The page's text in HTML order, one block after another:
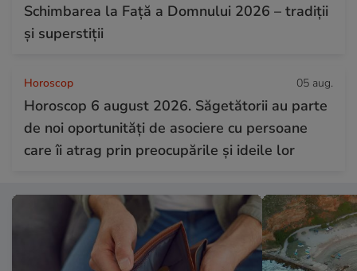
Schimbarea la Față a Domnului 2026 – tradiții
și superstiții
Horoscop 05 aug.
Horoscop 6 august 2026. Săgetătorii au parte
de noi oportunități de asociere cu persoane
care îi atrag prin preocupările și ideile lor